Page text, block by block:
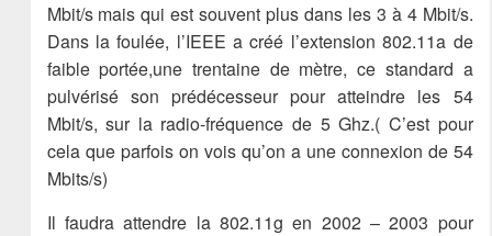
Mbit/s mais qui est souvent plus dans les 3 à 4 Mbit/s.
Dans la foulée, l’IEEE a créé l’extension 802.11a de
faible portée,une trentaine de mètre, ce standard a
pulvérisé son prédécesseur pour atteindre les 54
Mbit/s, sur la radio-fréquence de 5 Ghz.( C’est pour
cela que parfois on vois qu’on a une connexion de 54
Mbits/s)
Il faudra attendre la 802.11g en 2002 – 2003 pour